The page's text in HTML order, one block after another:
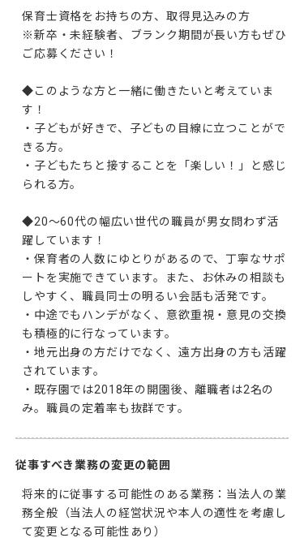
保育士資格をお持ちの方、取得見込みの方
※新卒・未経験者、ブランク期間が長い方もぜひ
ご応募ください！
◆このような方と一緒に働きたいと考えていま
す！
・子どもが好きで、子どもの目線に立つことがで
きる方。
・子どもたちと接することを「楽しい！」と感じ
られる方。
◆20～60代の幅広い世代の職員が男女問わず活
躍しています！
・保育者の人数にゆとりがあるので、丁寧なサポ
ートを実施できています。また、お休みの相談も
しやすく、職員同士の明るい会話も活発です。
・中途でもハンデがなく、意欲重視・意見の交換
も積極的に行なっています。
・地元出身の方だけでなく、遠方出身の方も活躍
されています。
・既存園では2018年の開園後、離職者は2名の
従事すべき業務の変更の範囲
将来的に従事する可能性のある業務：当法人の業
務全般（当法人の経営状況や本人の適性を考慮し
て変更となる可能性あり）